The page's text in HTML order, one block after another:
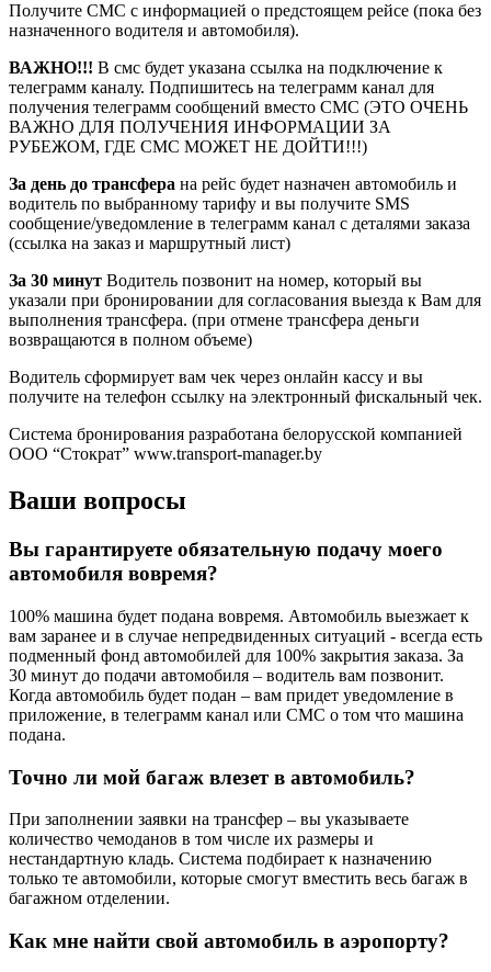
Получите СМС с информацией о предстоящем рейсе (пока без
назначенного водителя и автомобиля).
ВАЖНО!!! В смс будет указана ссылка на подключение к
телеграмм каналу. Подпишитесь на телеграмм канал для
получения телеграмм сообщений вместо СМС (ЭТО ОЧЕНЬ
ВАЖНО ДЛЯ ПОЛУЧЕНИЯ ИНФОРМАЦИИ ЗА
РУБЕЖОМ, ГДЕ СМС МОЖЕТ НЕ ДОЙТИ!!!)
За день до трансфера на рейс будет назначен автомобиль и
водитель по выбранному тарифу и вы получите SMS
сообщение/уведомление в телеграмм канал с деталями заказа
(ссылка на заказ и маршрутный лист)
За 30 минут Водитель позвонит на номер, который вы
указали при бронировании для согласования выезда к Вам для
выполнения трансфера. (при отмене трансфера деньги
возвращаются в полном объеме)
Водитель сформирует вам чек через онлайн кассу и вы
получите на телефон ссылку на электронный фискальный чек.
Система бронирования разработана белорусской компанией
ООО “Стократ” www.transport-manager.by
Ваши вопросы
Вы гарантируете обязательную подачу моего
автомобиля вовремя?
100% машина будет подана вовремя. Автомобиль выезжает к
вам заранее и в случае непредвиденных ситуаций - всегда есть
подменный фонд автомобилей для 100% закрытия заказа. За
30 минут до подачи автомобиля – водитель вам позвонит.
Когда автомобиль будет подан – вам придет уведомление в
приложение, в телеграмм канал или СМС о том что машина
подана.
Точно ли мой багаж влезет в автомобиль?
При заполнении заявки на трансфер – вы указываете
количество чемоданов в том числе их размеры и
нестандартную кладь. Система подбирает к назначению
только те автомобили, которые смогут вместить весь багаж в
багажном отделении.
Как мне найти свой автомобиль в аэропорту?